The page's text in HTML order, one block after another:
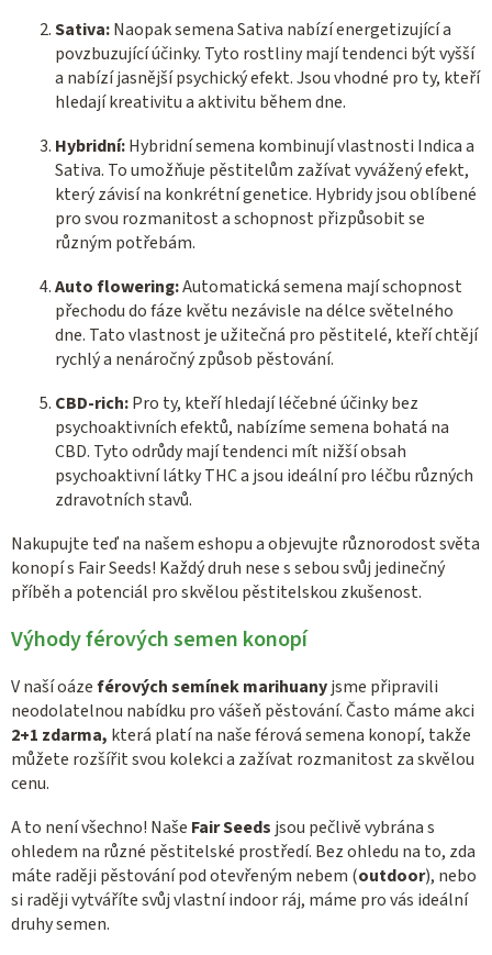
u
Sativa:Naopak semena Sativa nabízí energetizující a
povzbuzující účinky. Tyto rostliny mají tendenci být vyšší
a nabízí jasnější psychický efekt. Jsou vhodné pro ty, kteří
hledají kreativitu a aktivitu během dne.
Hybridní:Hybridní semena kombinují vlastnosti Indica a
Sativa. To umožňuje pěstitelům zažívat vyvážený efekt,
který závisí na konkrétní genetice. Hybridy jsou oblíbené
pro svou rozmanitost a schopnost přizpůsobit se
různým potřebám.
Auto flowering:Automatická semena mají schopnost
přechodu do fáze květu nezávisle na délce světelného
dne. Tato vlastnost je užitečná pro pěstitelé, kteří chtějí
rychlý a nenáročný způsob pěstování.
CBD-rich:Pro ty, kteří hledají léčebné účinky bez
psychoaktivních efektů, nabízíme semena bohatá na
CBD. Tyto odrůdy mají tendenci mít nižší obsah
psychoaktivní látky THC a jsou ideální pro léčbu různých
zdravotních stavů.
Nakupujte teď na našem eshopu a objevujte různorodost světa
konopí s Fair Seeds! Každý druh nese s sebou svůj jedinečný
příběh a potenciál pro skvělou pěstitelskou zkušenost.
Výhody férových semen konopí
V naší oázeférových semínek marihuanyjsme připravili
neodolatelnou nabídku pro vášeň pěstování. Často máme akci
2+1 zdarma, která platí na naše férová semena konopí, takže
můžete rozšířit svou kolekci a zažívat rozmanitost za skvělou
cenu.
A to není všechno! Naše Fair Seeds jsou pečlivě vybrána s
ohledem na různé pěstitelské prostředí. Bez ohledu na to, zda
máte raději pěstování pod otevřeným nebem (outdoor), nebo
si raději vytváříte svůj vlastní indoor ráj, máme pro vás ideální
druhy semen.